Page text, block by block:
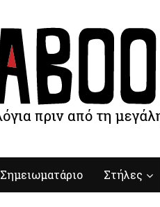
Σημειωματάριο Στήλες